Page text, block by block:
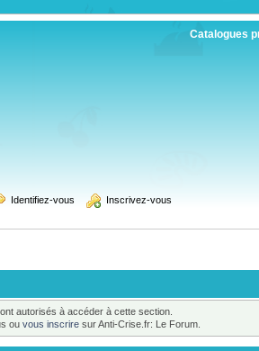
Catalogues
Identifiez-vous Inscrivez-vous
autorisés à accéder à cette section.
ou vous inscriresur Anti-Crise.fr: Le Forum.